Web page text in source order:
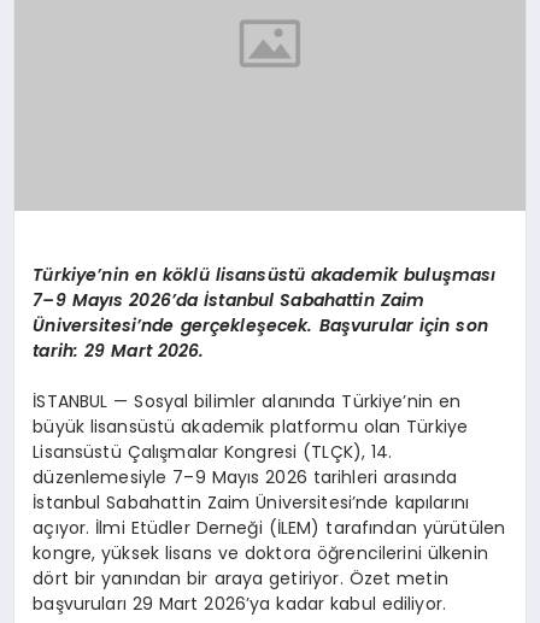
Türkiye’nin en köklü lisansüstü akademik buluşması
7–9 Mayıs 2026’da İstanbul Sabahattin Zaim
Üniversitesi’nde gerçekleşecek. Başvurular için son
tarih: 29 Mart 2026.
İSTANBUL —Sosyal bilimler alanında Türkiye’nin en
büyük lisansüstü akademik platformu olan Türkiye
Lisansüstü Çalışmalar Kongresi (TLÇK), 14.
düzenlemesiyle 7–9 Mayıs 2026 tarihleri arasında
İstanbul Sabahattin Zaim Üniversitesi’nde kapılarını
açıyor. İlmi EtüdlerDerneği (İLEM) tarafından yürütülen
kongre, yüksek lisans ve doktora öğrencilerini ülkenin
dört bir yanından bir araya getiriyor. Özet metin
başvuruları 29 Mart 2026’ya kadar kabul ediliyor.